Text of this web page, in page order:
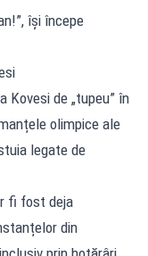
își începe
Kovesi de „tupeu” în
olimpice ale
legate de
fi fost deja
din